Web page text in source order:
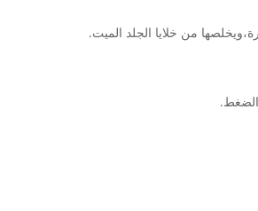
من خلايا الجلد الميت.